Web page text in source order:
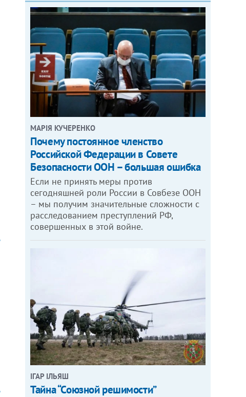
МАРІЯ КУЧЕРЕНКО
​Почему постоянное членство
Российской Федерации в Совете
Безопасности ООН – большая ошибка
Если не принять меры против
сегодняшней роли России в Совбезе ООН
– мы получим значительные сложности с
расследованием преступлений РФ,
совершенных в этой войне.
ІГАР ІЛЬЯШ
Тайна “Союзной решимости”